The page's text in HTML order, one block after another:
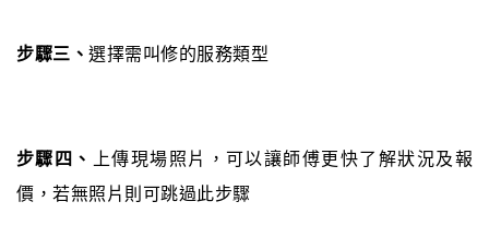
步驟三、 選擇需叫修的服務類型
步驟四、
上傳現場照片，可以讓師傅更快了解狀況及報
價，若無照片則可跳過此步驟